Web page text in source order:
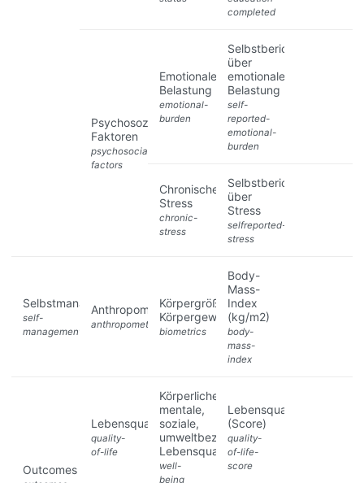
completed
Psychosoziale
Faktoren
psychosocial-
factors
Emotionale
Belastung
emotional-
burden
Selbstbericht
über
emotionale
Belastung
self-
reported-
emotional-
burden
Chronischer
Stress
chronic-
stress
Selbstbericht
über
Stress
selfreported-
stress
Selbstmanagement
self-
management
Anthropometrie
anthropometry
Körpergröße,
Körpergewicht
biometrics
Body-
Mass-
Index
(kg/m2)
body-
mass-
index
Outcomes
Lebensqualität
quality-
of-life
Körperliche,
mentale,
soziale,
umweltbezogene
Lebensqualtität
well-
being
Lebensqualität
(Score)
quality-
of-life-
score